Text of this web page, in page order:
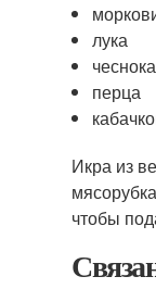
лука
чеснока
перца
Икра из
чтобы